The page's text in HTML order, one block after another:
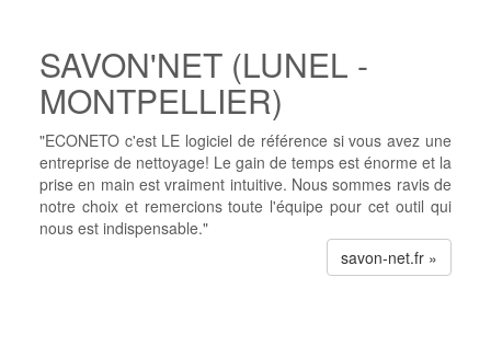
SAVON'NET (LUNEL -
MONTPELLIER)
"ECONETO c'est LE logiciel de référence si vous avez une
entreprise de nettoyage! Le gain de temps est énorme et la
prise en main est vraiment intuitive. Nous sommes ravis de
notre choix et remercions toute l'équipe pour cet outil qui
nous est indispensable."
savon-net.fr »